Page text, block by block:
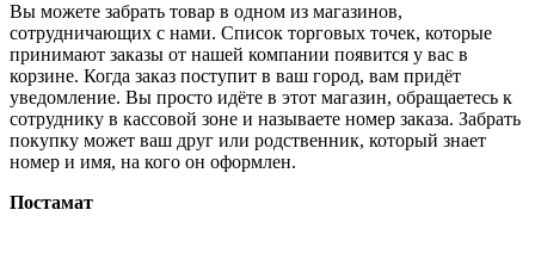
Вы можете забрать товар в одном из магазинов,
сотрудничающих с нами. Список торговых точек, которые
принимают заказы от нашей компании появится у вас в
корзине. Когда заказ поступит в ваш город, вам придёт
уведомление. Вы просто идёте в этот магазин, обращаетесь к
сотруднику в кассовой зоне и называете номер заказа. Забрать
покупку может ваш друг или родственник, который знает
номер и имя, на кого он оформлен.
Постамат